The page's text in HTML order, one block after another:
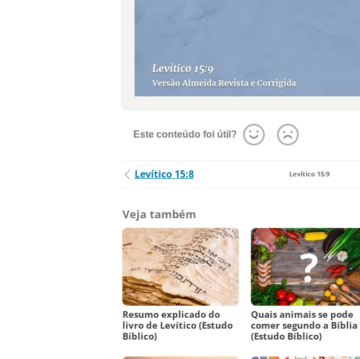
Este conteúdo foi útil?
Levítico 15:8 Levítico 15:9
Veja também
Resumo explicado do
livro de Levítico (Estudo
Bíblico)
Quais animais se pode
comer segundo a Bíblia
(Estudo Bíblico)